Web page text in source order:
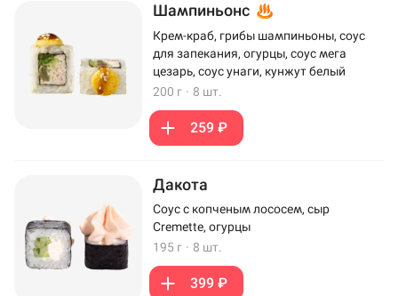
Шампиньонс
Крем-краб, грибы шампиньоны, соус
для запекания, огурцы, соус мега
цезарь, соус унаги, кунжут белый
200 г · 8 шт.
259 ₽
Дакота
Соус с копченым лососем, сыр
Cremette, огурцы
195 г · 8 шт.
399 ₽